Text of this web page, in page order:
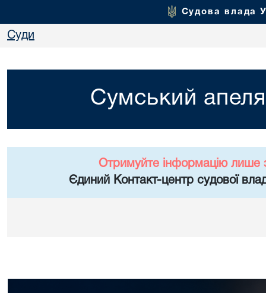
Судова влада
Суди
Сумський
Отримуйте інформацію лише
Єдиний Контакт-центр судової